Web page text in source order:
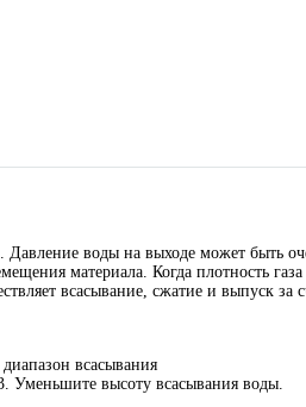
воды на выходе может быть
материала. Когда плотность газа
всасывание, сжатие и выпуск за
всасывания
Уменьшите высоту всасывания воды.